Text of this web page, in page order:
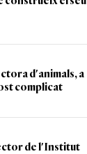
d'animals, a
complicat
de l'Institut